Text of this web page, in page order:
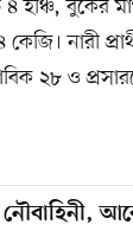
৪ ইঞ্চি, বুকের
নারী
২৮ ও
নৌবাহিনী,